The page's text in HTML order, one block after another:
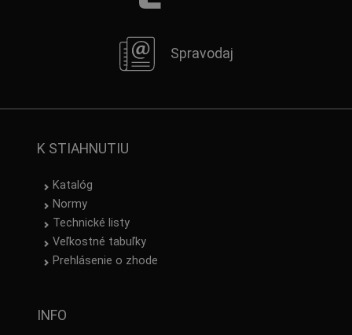
Spravodaj
K STIAHNUTIU
Katalóg
Normy
Technické listy
Veľkostné tabuľky
Prehlásenie o zhode
INFO